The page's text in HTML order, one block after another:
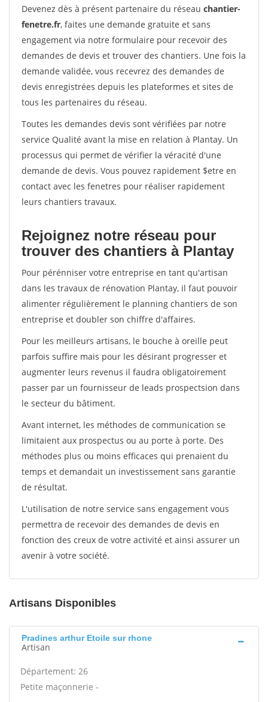
Devenez dès à présent partenaire du réseau chantier-
fenetre.fr, faites une demande gratuite et sans
engagement via notre formulaire pour recevoir des
demandes de devis et trouver des chantiers. Une fois la
demande validée, vous recevrez des demandes de
devis enregistrées depuis les plateformes et sites de
tous les partenaires du réseau.
Toutes les demandes devis sont vérifiées par notre
service Qualité avant la mise en relation à Plantay. Un
processus qui permet de vérifier la véracité d'une
demande de devis. Vous pouvez rapidement $etre en
contact avec les fenetres pour réaliser rapidement
leurs chantiers travaux.
Rejoignez notre réseau pour
trouver des chantiers à Plantay
Pour pérénniser votre entreprise en tant qu'artisan
dans les travaux de rénovation Plantay, il faut pouvoir
alimenter régulièrement le planning chantiers de son
entreprise et doubler son chiffre d'affaires.
Pour les meilleurs artisans, le bouche à oreille peut
parfois suffire mais pour les désirant progresser et
augmenter leurs revenus il faudra obligatoirement
passer par un fournisseur de leads prospectsion dans
le secteur du bâtiment.
Avant internet, les méthodes de communication se
limitaient aux prospectus ou au porte à porte. Des
méthodes plus ou moins efficaces qui prenaient du
temps et demandait un investissement sans garantie
de résultat.
L'utilisation de notre service sans engagement vous
permettra de recevoir des demandes de devis en
fonction des creux de votre activité et ainsi assurer un
avenir à votre société.
Artisans Disponibles
Pradines arthur Etoile sur rhone
Artisan
Département: 26
Petite maçonnerie -